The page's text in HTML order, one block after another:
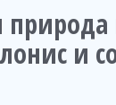
природа
и